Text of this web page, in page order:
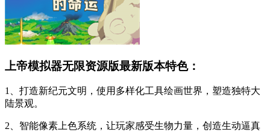
上帝模拟器无限资源版最新版本特色：
1、打造新纪元文明，使用多样化工具绘画世界，塑造独特大
陆景观。
2、智能像素上色系统，让玩家感受生物力量，创造生动逼真